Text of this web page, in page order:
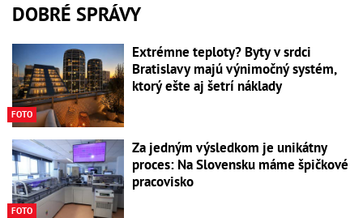
DOBRÉ SPRÁVY
FOTO
Extrémne teploty? Byty v srdci
Bratislavy majú výnimočný systém,
ktorý ešte aj šetrí náklady
FOTO
Za jedným výsledkom je unikátny
proces: Na Slovensku máme špičkové
pracovisko